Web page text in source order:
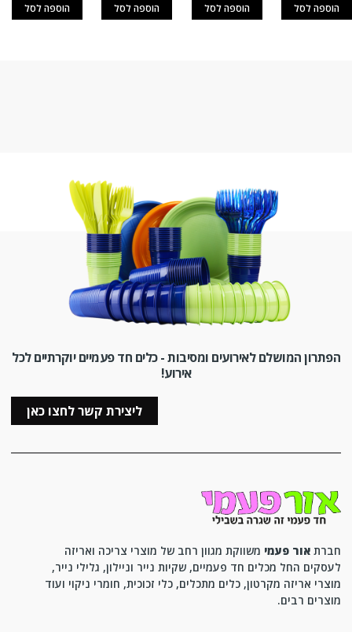
הוספה לסל הוספה לסל הוספה לסל הוספה לסל
הפתרון המושלם לאירועים ומסיבות - כלים חד פעמיים יוקרתיים לכל
אירוע!
ליצירת קשר לחצו כאן
חברת אור פעמי משווקת מגוון רחב של מוצרי צריכה ואריזה
לעסקים החל מכלים חד פעמיים, שקיות נייר וניילון, גלילי נייר,
מוצרי אריזה מקרטון, כלים מתכלים, כלי זכוכית, חומרי ניקוי ועוד
מוצרים רבים.